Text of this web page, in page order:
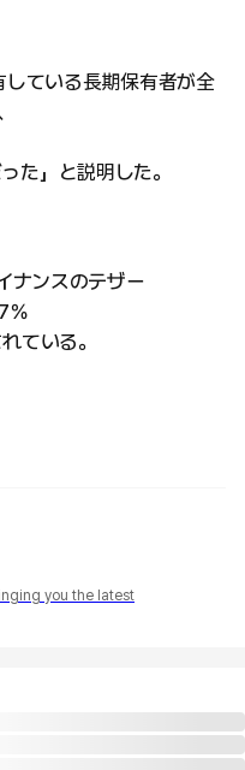
ている長期保有者が全
た」と説明した。
ナンスのテザー
％
ている。
you the latest